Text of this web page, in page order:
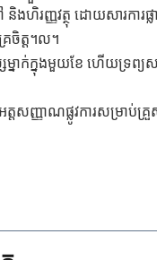
ហិរញ្ញវត្ថុ ដោយសារការផ្
រចិត្ត។ល។
នាក់ក្នុងមួយខែ ហើយទ្រព្
តសញ្ញាណផ្លូវការសម្រាប់